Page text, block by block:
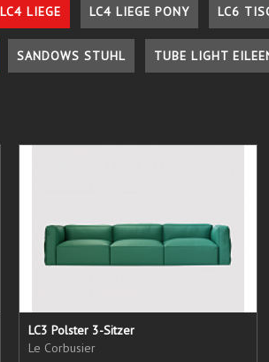
LC4 LIEGE LC4 LIEGE PONY LC6
SANDOWS STUHL TUBE LIGHT
LC3 Polster 3-Sitzer
Le Corbusier